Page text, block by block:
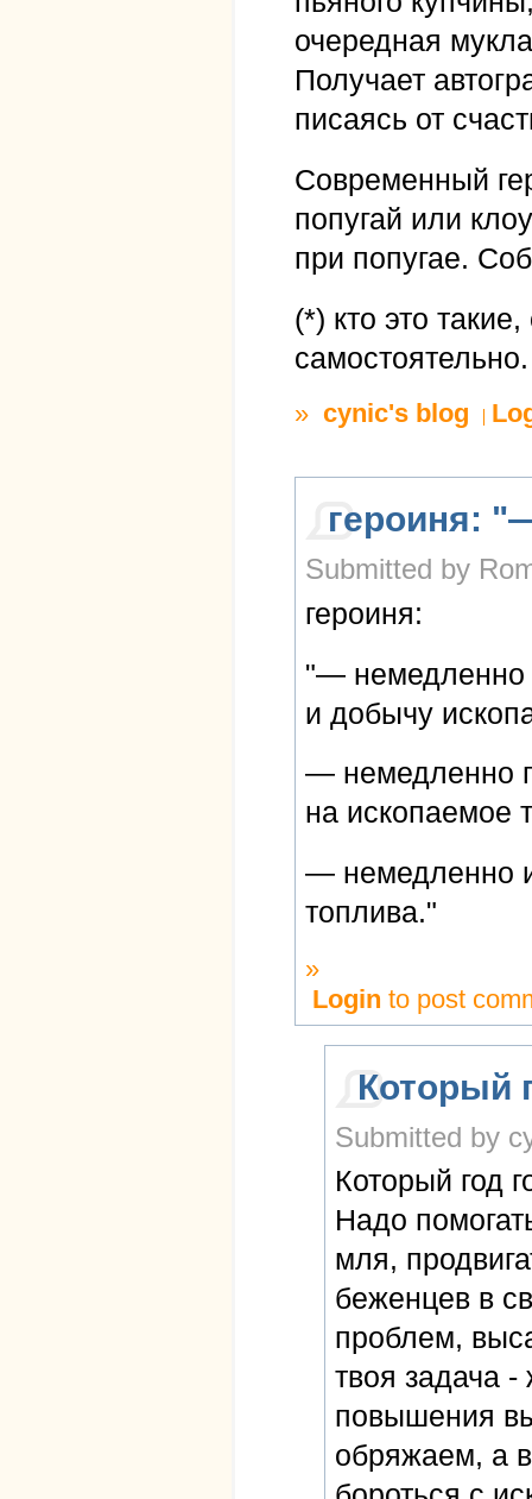
очередная
Получает
писаясь от
Современный
попугай или
при попугае.
(*) кто это
самостоятельно.
» cynic's blog
героиня:
Submitted by
героиня:
"— немедленно
и добычу
— немедленно
на ископаемое
— немедленно и
топлива."
»
Login to post
Который
Submitted by
Который год
Надо
мля,
беженцев в
проблем,
твоя задача
повышения
обряжаем, а